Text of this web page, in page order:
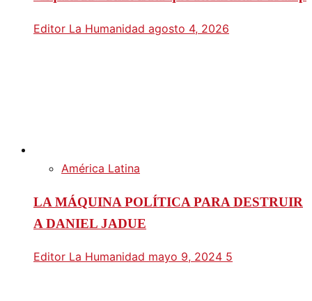
Editor La Humanidad agosto 4, 2026
América Latina
LA MÁQUINA POLÍTICA PARA DESTRUIR
A DANIEL JADUE
Editor La Humanidad mayo 9, 2024 5